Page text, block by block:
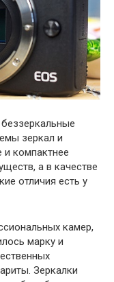
зеркал и
и компактнее
а в качестве
отличия есть у
камер,
марку и
Зеркалки